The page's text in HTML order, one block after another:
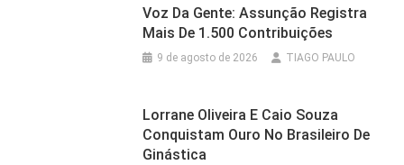
Voz Da Gente: Assunção Registra
Mais De 1.500 Contribuições
9 de agosto de 2026 TIAGO PAULO
Lorrane Oliveira E Caio Souza
Conquistam Ouro No Brasileiro De
Ginástica